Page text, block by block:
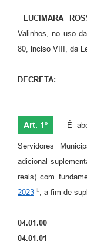
Projetos
Contas Públicas
Serviços Online
Telefones Úteis
A Prefeitura
Enquete
LUCIMARA
Valinhos, no uso
80, inciso VIII, da
DECRETA:
Art. 1º É
Servidores
adicional
reais) com
2023
, a fim de